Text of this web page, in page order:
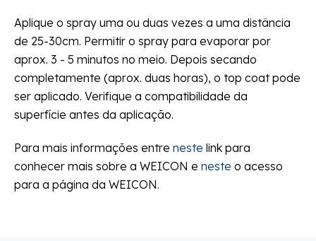
Aplique o spray uma ou duas vezes a uma distância
de 25-30cm. Permitir o spray para evaporar por
aprox. 3 - 5 minutos no meio. Depois secando
completamente (aprox. duas horas), o top coat pode
ser aplicado. Verifique a compatibilidade da
superfície antes da aplicação.
Para mais informações entre neste link para
conhecer mais sobre a WEICON e neste o acesso
para a página da WEICON.